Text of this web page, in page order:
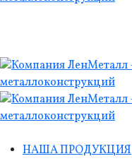
НАША ПРОДУКЦИЯ